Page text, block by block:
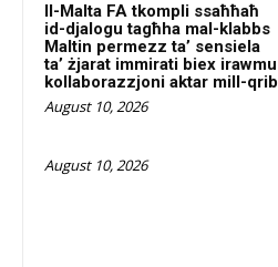
Il-Malta FA tkompli ssaħħaħ
id-djalogu tagħha mal-klabbs
Maltin permezz ta’ sensiela
ta’ żjarat immirati biex irawmu
kollaborazzjoni aktar mill-qrib
August 10, 2026
August 10, 2026